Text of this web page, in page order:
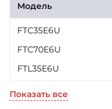
Модель
FTC35E6U
FTC70E6U
FTL35E6U
Показать все